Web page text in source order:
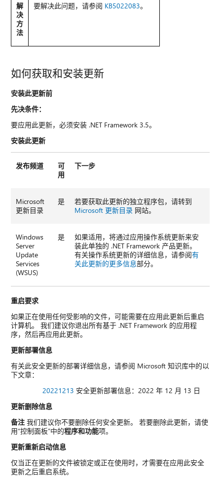
解
决
方
法
要解决此问题，请参阅 KB5022083。
如何获取和安装更新
安装此更新前
先决条件：
要应用此更新，必须安装 .NET Framework 3.5。
安装此更新
发布频道
可
用
下一步
Microsoft
更新目录
是
若要获取此更新的独立程序包，请转到
Microsoft 更新目录 网站。
Windows
Server
Update
Services
(WSUS)
是
如果适用，将通过应用操作系统更新来安
装此单独的 .NET Framework 产品更新。
有关操作系统更新的详细信息，请参阅有
关此更新的更多信息部分。
重启要求
如果正在使用任何受影响的文件，可能需要在应用此更新后重启
计算机。 我们建议你退出所有基于 .NET Framework 的应用程
序，然后再应用此更新。
更新部署信息
有关此安全更新的部署详细信息，请参阅 Microsoft 知识库中的以
下文章：
20221213 安全更新部署信息：2022 年 12 月 13 日
更新删除信息
备注 我们建议你不要删除任何安全更新。 若要删除此更新，请使
用“控制面板”中的程序和功能项。
更新重新启动信息
仅当正在更新的文件被锁定或正在使用时，才需要在应用此安全
更新之后重启系统。